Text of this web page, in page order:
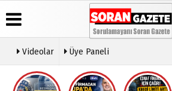
Videolar Üye Paneli